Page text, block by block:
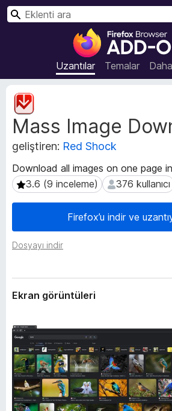
F
r
e
x
B
o
w
s
r
e
e
r
i
Uzantılar Temalar
A
Mass Image
geliştiren: Red Shock
Download all images on one page
3.6 (9 inceleme)
3.6 (9 inceleme) 376 kullanıcı
376 kullanıcı
Firefox’u indir ve
Dosyayı indir
U
z
a
n
t
m
e
r
r
Ekran görüntüleri